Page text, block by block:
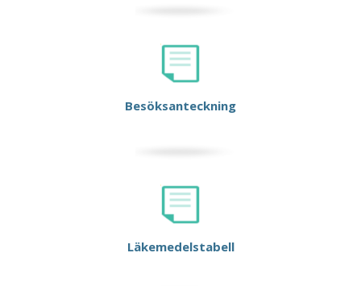
Besöksanteckning
Läkemedelstabell